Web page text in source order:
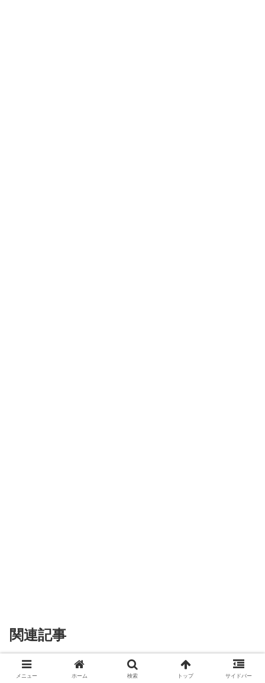
関連記事
９条（戦争放棄・戦力/交戦権の否認）
憲法９条が侵略戦争だけでなく自
メニュー ホーム 検索 トップ サイドバー